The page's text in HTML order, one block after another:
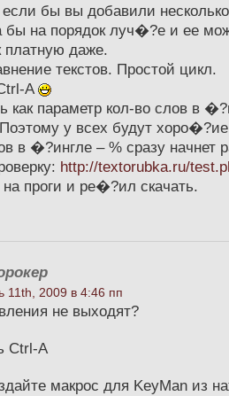
бы вы добавили
бы на порядок луч�?е и ее
платную даже.
текстов. Простой цикл.
A
как параметр кол-во слов в
у всех будут хоро�?ие
в �?ингле – % сразу начнет
http://textorubka.ru/
проги и ре�?ил скачать.
11th, 2009 в 4:46 пп
не выходят?
Ctrl-A
макрос для KeyMan из